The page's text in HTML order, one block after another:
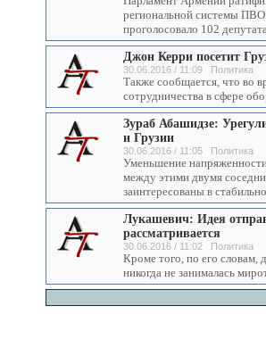
региональной системы ПВО
проголосовало 102
Джон Керри посетит
30.06.2016 / 11:09 Политика
Также сообщается, что во
сотрудничества в сфере
Зураб Абашидзе:
и Грузии
30.06.2016 / 11:05 Политика
Уменьшение
между этими двумя
заинтересованы в
Лукашевич: Идея
рассматривается
30.06.2016 / 11:02 Политика
Кроме того, по его
никогда не занималась